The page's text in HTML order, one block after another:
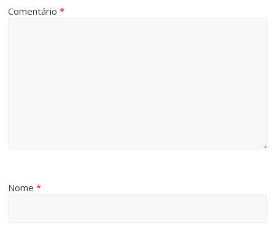
Comentário*
Nome*